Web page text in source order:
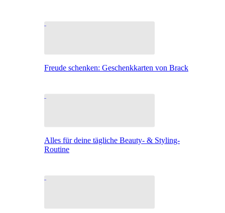
Freude schenken: Geschenkkarten von Brack
Alles für deine tägliche Beauty- & Styling-
Routine